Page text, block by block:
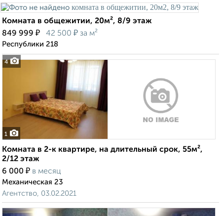
4
Комната в общежитии, 20м², 8/9 этаж
849 999 ₽ 42 500 ₽ за м²
Республики 218
1
Комната в 2-к квартире, на длительный срок, 55м²,
2/12 этаж
6 000 ₽ в месяц
Механическая 23
Агентство, 03.02.2021